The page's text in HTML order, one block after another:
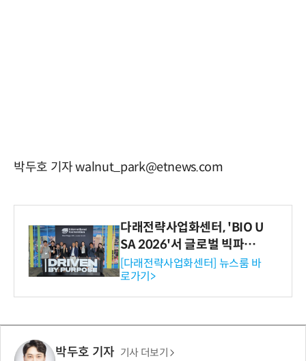
박두호 기자 walnut_park@etnews.com
다래전략사업화센터, 'BIO U
SA 2026'서 글로벌 빅파마
와의 비즈니스 미팅 지원…K
-바이오 해외 진출 교두보 확
보
[다래전략사업화센터] 뉴스룸 바
로가기>
박두호 기자 기사 더보기